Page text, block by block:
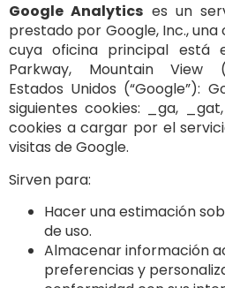
Google Analytics es un
prestado por Google, Inc.,
cuya oficina principal está
Parkway, Mountain View
Estados Unidos (“Google”):
siguientes cookies: _ga,
cookies a cargar por el
visitas de Google.
Sirven para:
Hacer una estimación
de uso.
Almacenar información
preferencias y